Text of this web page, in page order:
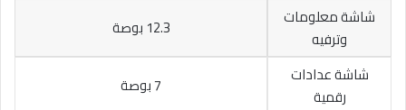
شاشة معلومات
وترفيه
12.3 بوصة
شاشة عدادات
رقمية
7 بوصة